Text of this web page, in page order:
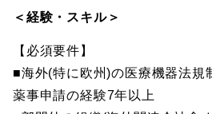
＜経験・スキル＞
【必須要件】
■海外(特に欧州)の医療機器法規
薬事申請の経験7年以上